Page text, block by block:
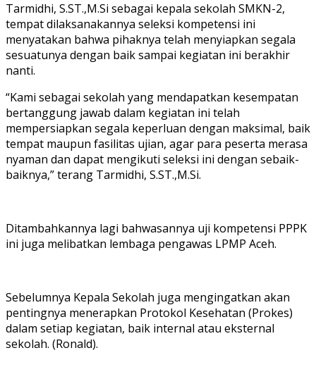
Tarmidhi, S.ST.,M.Si sebagai kepala sekolah SMKN-2,
tempat dilaksanakannya seleksi kompetensi ini
menyatakan bahwa pihaknya telah menyiapkan segala
sesuatunya dengan baik sampai kegiatan ini berakhir
nanti.
“Kami sebagai sekolah yang mendapatkan kesempatan
bertanggung jawab dalam kegiatan ini telah
mempersiapkan segala keperluan dengan maksimal, baik
tempat maupun fasilitas ujian, agar para peserta merasa
nyaman dan dapat mengikuti seleksi ini dengan sebaik-
baiknya,” terang Tarmidhi, S.ST.,M.Si.
Ditambahkannya lagi bahwasannya uji kompetensi PPPK
ini juga melibatkan lembaga pengawas LPMP Aceh.
Sebelumnya Kepala Sekolah juga mengingatkan akan
pentingnya menerapkan Protokol Kesehatan (Prokes)
dalam setiap kegiatan, baik internal atau eksternal
sekolah. (Ronald).